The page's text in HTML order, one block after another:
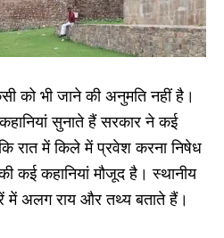
को भी जाने की अनुमति नहीं है।
सुनाते हैं सरकार ने कई
रात में किले में प्रवेश करना निषेध
कई कहानियां मौजूद है। स्थानीय
में अलग राय और तथ्य बताते हैं।